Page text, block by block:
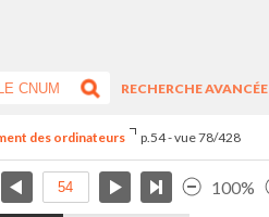
RECHERCHE AVANCÉE
des ordinateurs p.54 - vue 78/428
100%